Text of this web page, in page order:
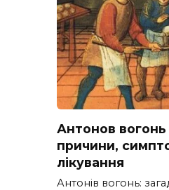
Антонов вогонь
причини,
лікування
Антонів вогонь: